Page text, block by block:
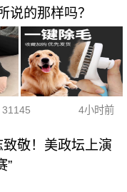
说的那样吗？
31145 4小时前
敬！美政坛上演
”